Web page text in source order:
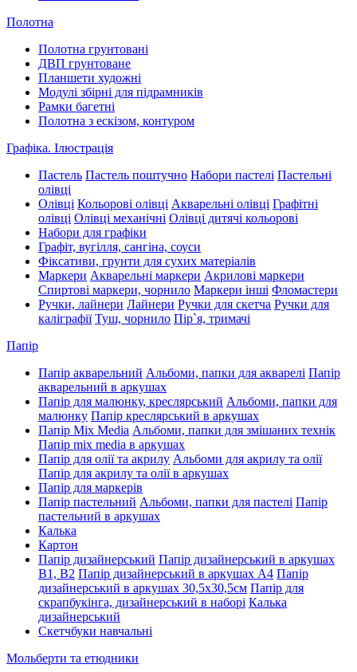
Полотна
Полотна грунтовані
ДВП грунтоване
Планшети художні
Модулі збірні для підрамників
Рамки багетні
Полотна з ескізом, контуром
Графіка. Ілюстрація
Пастель Пастель поштучно Набори пастелі Пастельні
олівці
Олівці Кольорові олівці Акварельні олівці Графітні
олівці Олівці механічні Олівці дитячі кольорові
Набори для графіки
Графіт, вугілля, сангіна, соуси
Фіксативи, грунти для сухих матеріалів
Маркери Акварельні маркери Акрилові маркери
Спиртові маркери, чорнило Маркери інші Фломастери
Ручки, лайнери Лайнери Ручки для скетча Ручки для
каліграфії Туш, чорнило Пір`я, тримачі
Папір
Папір акварельний Альбоми, папки для акварелі Папір
акварельний в аркушах
Папір для малюнку, креслярський Альбоми, папки для
малюнку Папір креслярський в аркушах
Папір Mix Media Альбоми, папки для змішаних технік
Папір mix media в аркушах
Папір для олії та акрилу Альбоми для акрилу та олії
Папір для акрилу та олії в аркушах
Папір для маркерів
Папір пастельний Альбоми, папки для пастелі Папір
пастельний в аркушах
Калька
Картон
Папір дизайнерський Папір дизайнерський в аркушах
В1, В2 Папір дизайнерський в аркушах А4 Папір
дизайнерський в аркушах 30,5х30,5см Папір для
скрапбукінга, дизайнерський в наборі Калька
дизайнерський
Скетчбуки навчальні
Мольберти та етюдники